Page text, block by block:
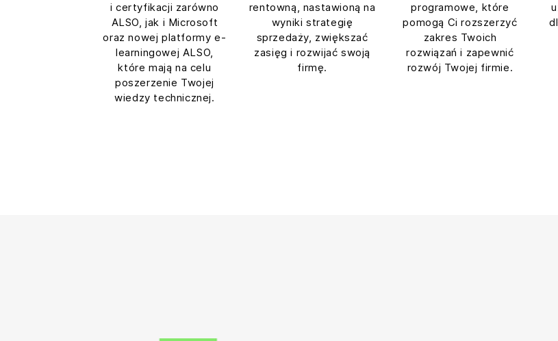
i certyfikacji zarówno
ALSO, jak i Microsoft
oraz nowej platformy e-
learningowej ALSO,
które mają na celu
poszerzenie Twojej
wiedzy technicznej.
rentowną, nastawioną na
wyniki strategię
sprzedaży, zwiększać
zasięg i rozwijać swoją
firmę.
programowe, które
pomogą Ci rozszerzyć
zakres Twoich
rozwiązań i zapewnić
rozwój Twojej firmie.